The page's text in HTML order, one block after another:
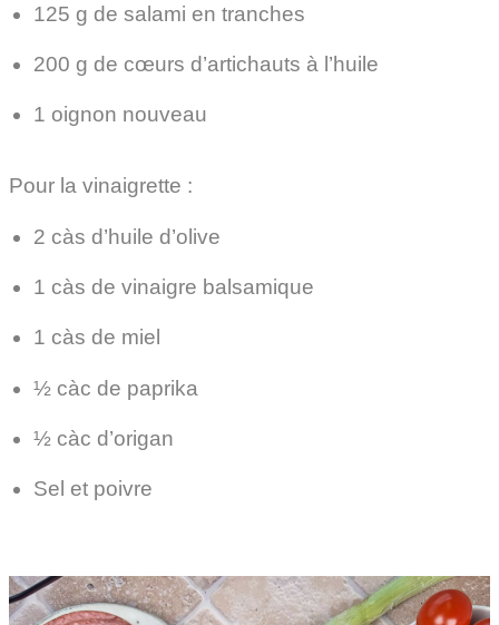
125 g de salami en tranches
200 g de cœurs d’artichauts à l’huile
1 oignon nouveau
Pour la vinaigrette :
2 càs d’huile d’olive
1 càs de vinaigre balsamique
1 càs de miel
½ càc de paprika
½ càc d’origan
Sel et poivre